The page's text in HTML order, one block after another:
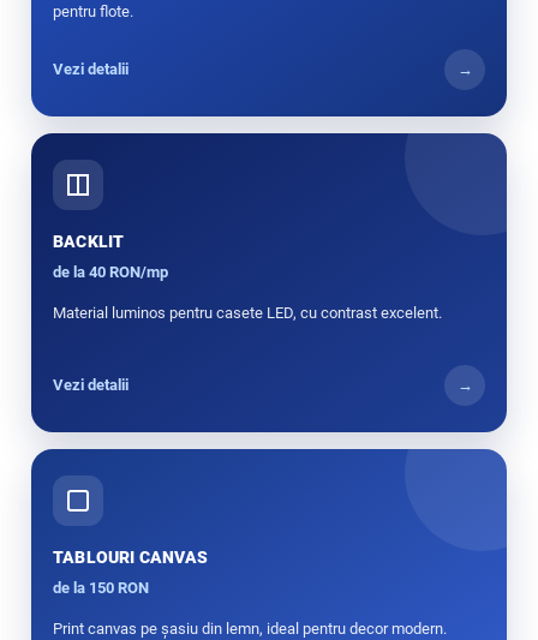
pentru flote.
Vezi detalii →
BACKLIT
de la 40 RON/mp
Material luminos pentru casete LED, cu contrast excelent.
Vezi detalii →
TABLOURI CANVAS
de la 150 RON
Print canvas pe șasiu din lemn, ideal pentru decor modern.